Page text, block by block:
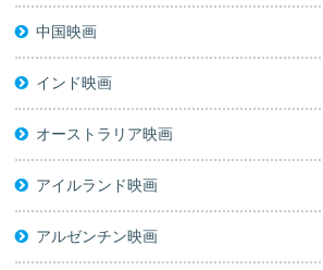
中国映画
インド映画
オーストラリア映画
アイルランド映画
アルゼンチン映画